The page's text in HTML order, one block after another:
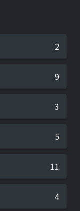
2
9
3
5
11
4